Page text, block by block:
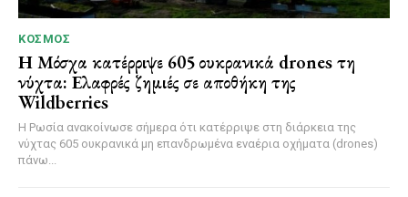
ΚΌΣΜΟΣ
Η Μόσχα κατέρριψε 605 ουκρανικά drones τη
νύχτα: Ελαφρές ζημιές σε αποθήκη της
Wildberries
Η Ρωσία ανακοίνωσε σήμερα ότι κατέρριψε στη διάρκεια της
νύχτας 605 ουκρανικά μη επανδρωμένα εναέρια οχήματα (drones)
πάνω...